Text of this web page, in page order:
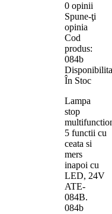
0 opinii
Spune-ţi
opinia
Cod
produs:
084b
În Stoc
Lampa
stop
5 functii cu
ceata si
mers
inapoi cu
LED, 24V
ATE-
084B.
084b